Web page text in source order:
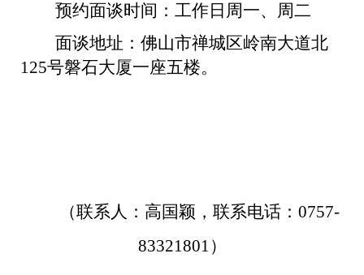
预约面谈时间：工作日周一、周二
面谈地址：佛山市禅城区岭南大道北
125号磐石大厦一座五楼。
（联系人：高国颖，联系电话： 0757-
83321801）